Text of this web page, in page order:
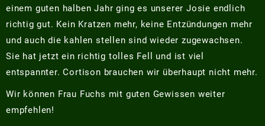
einem guten halben Jahr ging es unserer Josie endlich
richtig gut. Kein Kratzen mehr, keine Entzündungen mehr
und auch die kahlen stellen sind wieder zugewachsen.
Sie hat jetzt ein richtig tolles Fell und ist viel
entspannter. Cortison brauchen wir überhaupt nicht mehr.
Wir können Frau Fuchs mit guten Gewissen weiter
empfehlen!